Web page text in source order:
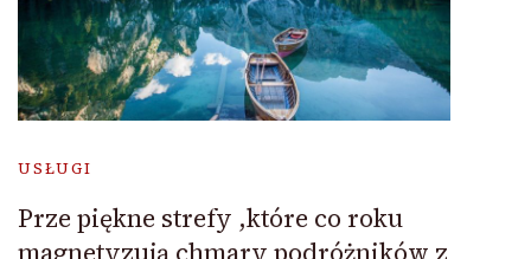
USŁUGI
Prze piękne strefy ,które co roku
magnetyzują chmary podróżników z